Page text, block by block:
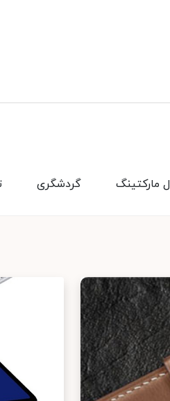
گردشگری مارکتینگ